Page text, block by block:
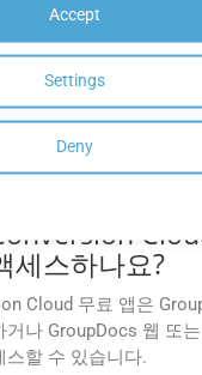
SDK가 있습니
Cloud는 .NET, Java,
cURL 및 Go와 같은 다
제공하여 다양한 개발
세스하나요?
Cloud 무료 앱은
나 GroupDocs 웹 또
스할 수 있습니다.
Accept
Settings
Deny